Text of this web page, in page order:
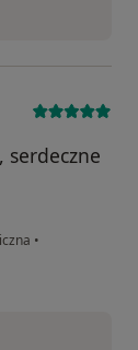
serdeczne
•